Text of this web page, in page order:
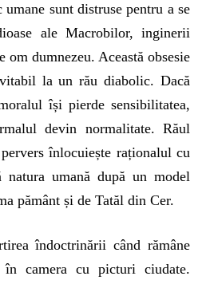
sunt distruse pentru a se
ale Macrobilor, inginerii
dumnezeu. Această obsesie
la un rău diabolic. Dacă
își pierde sensibilitatea,
devin normalitate. Răul
înlocuiește raționalul cu
natura umană după un model
pământ și de Tatăl din Cer.
îndoctrinării când rămâne
camera cu picturi ciudate.